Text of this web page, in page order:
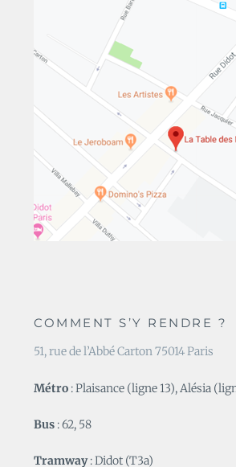
COMMENT S’Y RENDRE ?
51, rue de l’Abbé Carton 75014 Paris
Métro : Plaisance (ligne 13), Alésia
Bus : 62, 58
Tramway: Didot (T3a)